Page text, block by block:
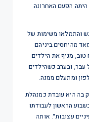
היתה הפעם האחרונה
והתמלאו משימות של
מהיחסים ביניהם
טוב, מניף את הילדים
עבר, ובערב כשהילדים
ומתעלם ממנה.
בה היא עובדת כמנהלת
הראשון לעבודתו
עצובות״. אותה